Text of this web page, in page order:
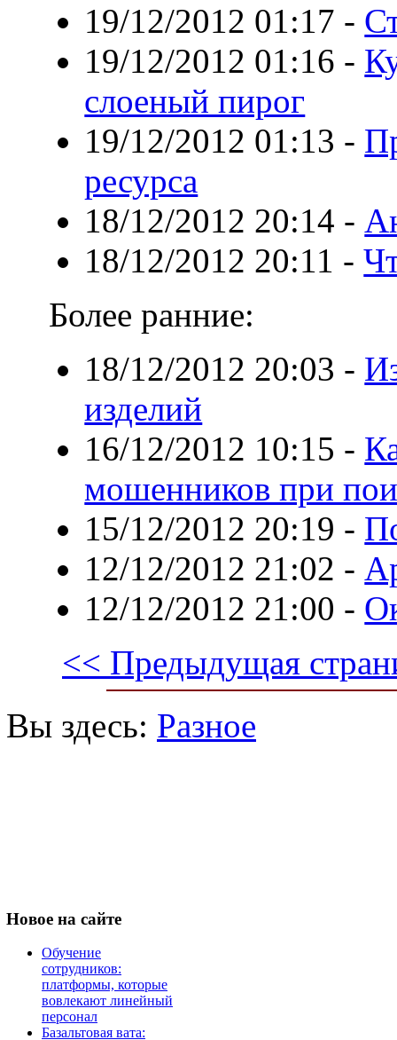
19/12/2012 01:17 -
19/12/2012 01:16 -
слоеный пирог
19/12/2012 01:13 -
ресурса
18/12/2012 20:14 -
18/12/2012 20:11 -
Более ранние:
18/12/2012 20:03 -
изделий
16/12/2012 10:15 -
мошенников при
15/12/2012 20:19 -
12/12/2012 21:02 -
12/12/2012 21:00 -
<< Предыдущая
Вы здесь: Разное
Новое на сайте
Обучение
сотрудников:
платформы, которые
вовлекают линейный
персонал
Базальтовая вата: